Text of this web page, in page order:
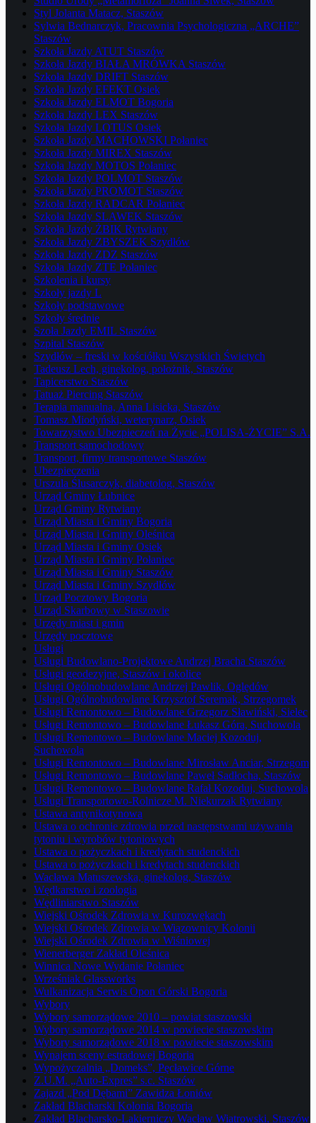
Styl Jolanta Matacz, Staszów
Sylwia Bednarczyk, Pracownia Psychologiczna „ARCHE”
Staszów
Szkoła Jazdy ATUT Staszów
Szkoła Jazdy BIAŁA MRÓWKA Staszów
Szkoła Jazdy DRIFT Staszów
Szkoła Jazdy EFEKT Osiek
Szkoła Jazdy ELMOT Bogoria
Szkoła Jazdy LEX Staszów
Szkoła Jazdy LOTUS Osiek
Szkoła Jazdy MACHOWSKI Połaniec
Szkoła Jazdy MIREX Staszów
Szkoła Jazdy MOTOS Połaniec
Szkoła Jazdy POLMOT Staszów
Szkoła Jazdy PROMOT Staszów
Szkoła Jazdy RADCAR Połaniec
Szkoła Jazdy SLAWEK Staszów
Szkoła Jazdy ŻBIK Rytwiany
Szkoła Jazdy ZBYSZEK Szydłów
Szkoła Jazdy ZDZ Staszów
Szkoła Jazdy ZTE Połaniec
Szkolenia i kursy
Szkoły jazdy L
Szkoły podstawowe
Szkoły średnie
Szoła Jazdy EMIL Staszów
Szpital Staszów
Szydłów – freski w kościółku Wszystkich Świetych
Tadeusz Lech, ginekolog, położnik, Staszów
Tapicerstwo Staszów
Tatuaż Piercing Staszów
Terapia manualna, Anna Lisicka, Staszów
Tomasz Miodyński, weterynarz, Osiek
Towarzystwo Ubezpieczeń na Życie „POLISA-ŻYCIE” S.A.
Transport samochodowy
Transport, firmy transportowe Staszów
Ubezpieczenia
Urszula Ślusarczyk, diabetolog, Staszów
Urząd Gminy Łubnice
Urząd Gminy Rytwiany
Urząd Miasta i Gminy Bogoria
Urząd Miasta i Gminy Oleśnica
Urząd Miasta i Gminy Osiek
Urząd Miasta i Gminy Połaniec
Urząd Miasta i Gminy Staszów
Urząd Miasta i Gminy Szydłów
Urząd Pocztowy Bogoria
Urząd Skarbowy w Staszowie
Urzędy miast i gmin
Urzędy pocztowe
Usługi
Usługi Budowlano-Projektowe Andrzej Bracha Staszów
Usługi geodezyjne, Staszów i okolice
Usługi Ogólnobudowlane Andrzej Pawlik, Oględów
Usługi Ogólnobudowlane Krzysztof Seremak, Strzegomek
Usługi Remontowo – Budowlane Grzegorz Sławiński, Sielec
Usługi Remontowo – Budowlane Łukasz Góra, Suchowola
Usługi Remontowo – Budowlane Maciej Kozoduj,
Suchowola
Usługi Remontowo – Budowlane Mirosław Anciar, Strzegom
Usługi Remontowo – Budowlane Paweł Sadłocha, Staszów
Usługi Remontowo – Budowlane Rafał Kozoduj, Suchowola
Usługi Transportowo-Rolnicze M. Niekurzak Rytwiany
Ustawa antynikotynowa
Ustawa o ochronie zdrowia przed następstwami używania
tytoniu i wyrobów tytoniowych
Ustawa o pożyczkach i kredytach studenckich
Ustawa o pożyczkach i kredytach studenckich
Wacława Matuszewska, ginekolog, Staszów
Wędkarstwo i zoologia
Wędliniarstwo Staszów
Wiejski Ośrodek Zdrowia w Kurozwękach
Wiejski Ośrodek Zdrowia w Wiązownicy Kolonii
Wiejski Ośrodek Zdrowia w Wiśniowej
Wienerberger Zakład Oleśnica
Winnica Nowe Wydanie Połaniec
Wrześniak Glassworks
Wulkanizacja Serwis Opon Górski Bogoria
Wybory
Wybory samorządowe 2010 – powiat staszowski
Wybory samorządowe 2014 w powiecie staszowskim
Wybory samorządowe 2018 w powiecie staszowskim
Wynajem sceny estradowej Bogoria
Wypożyczalnia „Domeks”, Pęcławice Górne
Z.U.M. „Auto-Expres” s.c. Staszów
Zajazd „Pod Dębami” Zawidza Łoniów
Zakład Blacharski Kolonia Bogoria
Zakład Blacharsko-Lakierniczy Wacław Wiatrowski, Staszów